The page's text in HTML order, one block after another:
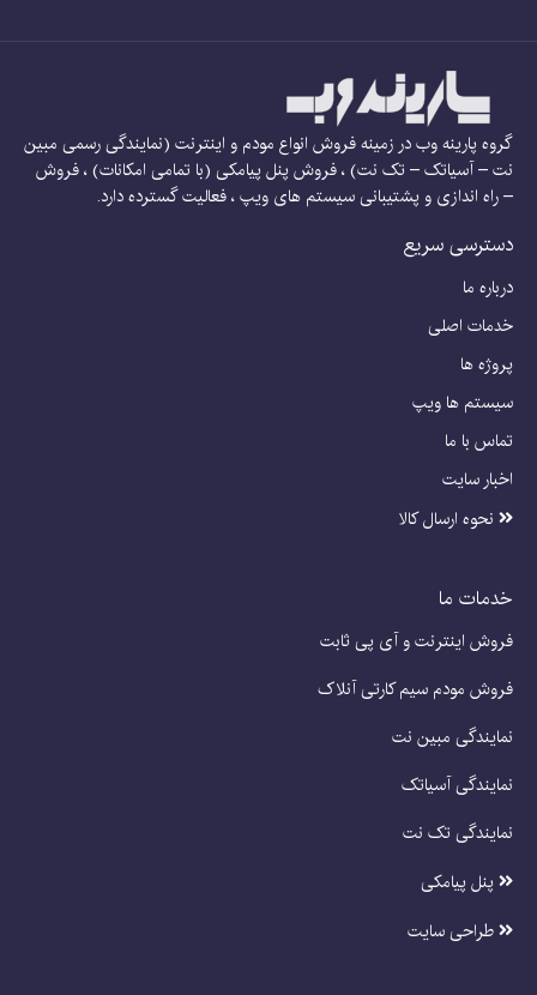
گروه پارینه وب در زمینه فروش انواع مودم و اینترنت (نمایندگی رسمی مبین
نت – آسیاتک – تک نت) ، فروش پنل پیامکی (با تمامی امکانات) ، فروش
– راه اندازی و پشتیبانی سیستم های ویپ ، فعالیت گسترده دارد.
دسترسی سریع
درباره ما
خدمات اصلی
پروژه ها
سیستم ها ویپ
تماس با ما
اخبار سایت
نحوه ارسال کالا
خدمات ما
فروش اینترنت و آی پی ثابت
فروش مودم سیم کارتی آنلاک
نمایندگی مبین نت
نمایندگی آسیاتک
نمایندگی تک نت
پنل پیامکی
طراحی سایت